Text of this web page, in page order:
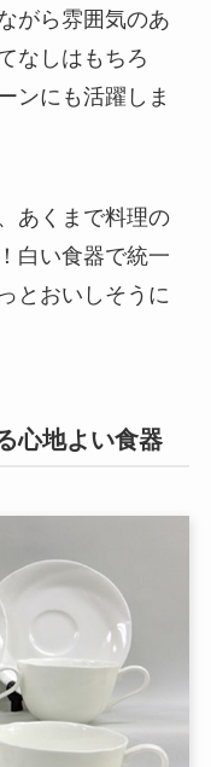
がら雰囲気のあ
なしはもちろ
ンにも活躍しま
あくまで料理の
白い食器で統一
とおいしそうに
心地よい食器